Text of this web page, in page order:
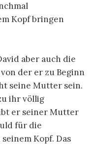
Kopf bringen
aber auch die
der er zu Beginn
seine Mutter sein.
ihr völlig
er seiner Mutter
für die
Kopf. Das